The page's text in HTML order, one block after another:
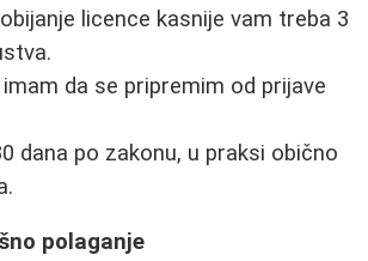
licence kasnije vam treba 3
da se pripremim od prijave
dana po zakonu, u praksi obično
polaganje